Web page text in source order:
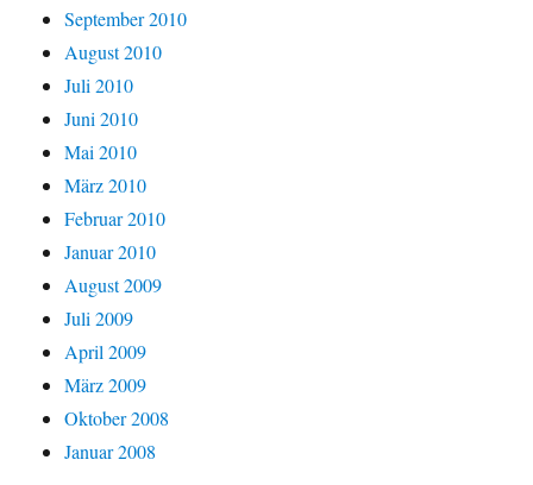
September 2010
August 2010
Juli 2010
Juni 2010
Mai 2010
März 2010
Februar 2010
Januar 2010
August 2009
Juli 2009
April 2009
März 2009
Oktober 2008
Januar 2008